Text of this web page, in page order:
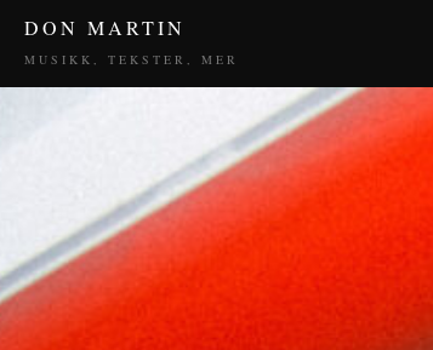
DON MARTIN
MUSIKK, TEKSTER, MER